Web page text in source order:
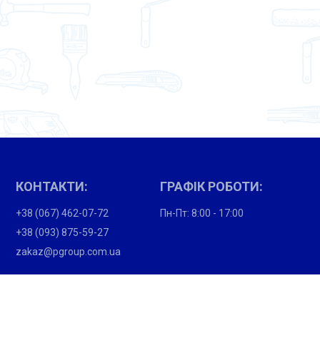
КОНТАКТИ:
+38 (067) 462-07-72
+38 (093) 875-59-27
zakaz@pgroup.com.ua
ГРАФІК РОБОТИ:
Пн-Пт: 8:00 - 17:00